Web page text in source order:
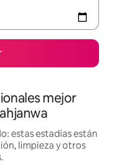
mejor
estas estadías están
limpieza y otros